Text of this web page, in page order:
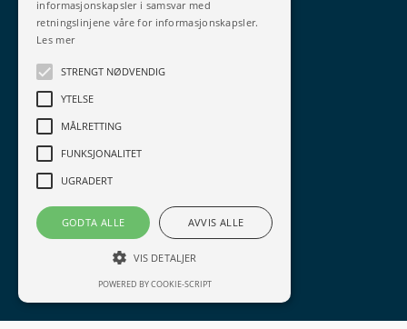
Teamutvikling
Salgsbetingelser